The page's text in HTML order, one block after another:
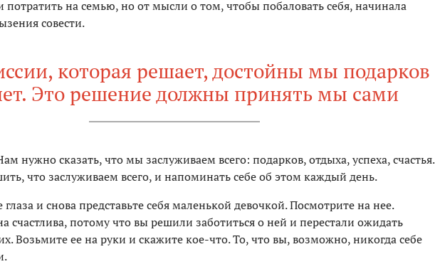
потратить на семью, но от мысли о том, чтобы побаловать себя, начинала
совести.
которая решает, достойны мы подарков
Это решение должны принять мы сами
нужно сказать, что мы заслуживаем всего: подарков, отдыха, успеха, счастья.
что заслуживаем всего, и напоминать себе об этом каждый день.
глаза и снова представьте себя маленькой девочкой. Посмотрите на нее.
счастлива, потому что вы решили заботиться о ней и перестали ожидать
Возьмите ее на руки и скажите кое-что. То, что вы, возможно, никогда себе